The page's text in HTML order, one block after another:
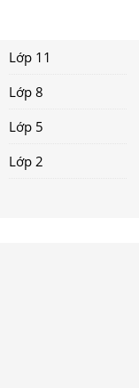
Lớp 11
Lớp 8
Lớp 5
Lớp 2